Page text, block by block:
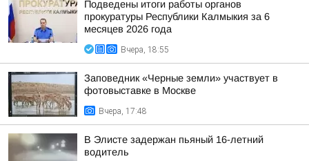
Подведены итоги работы органов
прокуратуры Республики Калмыкия за 6
месяцев 2026 года
Вчера, 18:55
Заповедник «Черные земли» участвует в
фотовыставке в Москве
Вчера, 17:48
В Элисте задержан пьяный 16-летний
водитель